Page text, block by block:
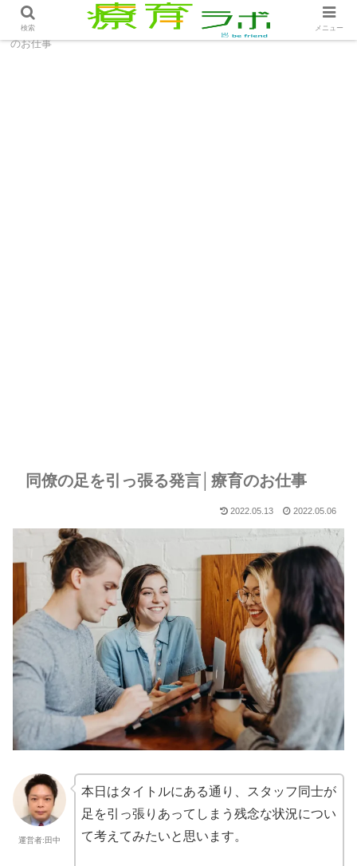
ホーム 療育のお仕事
同僚の足を引っ張る発言│療育
のお仕事
同僚の足を引っ張る発言│療育のお仕事
2022.05.13 2022.05.06
運営者:田中
本日はタイトルにある通り、スタッフ同士が
足を引っ張りあってしまう残念な状況につい
て考えてみたいと思います。
検索 メニュー